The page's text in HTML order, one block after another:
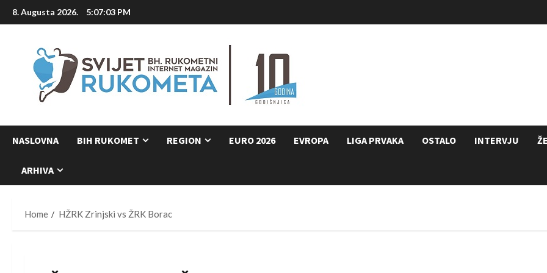
Skip
to
8. Augusta 2026. 5:07:03 PM
NASLOVNA BIH RUKOMET REGION EURO 2026 EVROPA LIGA PRVAKA OSTALO INTERVJU
ARHIVA
Home HŽRK Zrinjski vs ŽRK Borac